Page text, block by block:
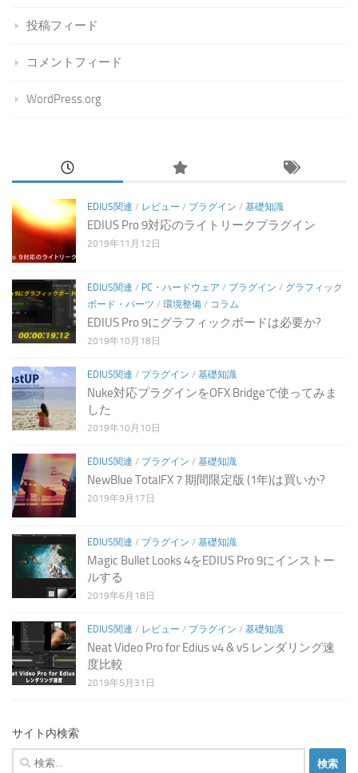
投稿フィード
コメントフィード
WordPress.org
EDIUS関連 / レビュー / プラグイン / 基礎知識
EDIUS Pro 9対応のライトリークプラグイン
2019年11月12日
EDIUS関連 / PC・ハードウェア / プラグイン / グラフィック
ボード・パーツ / 環境整備 / コラム
EDIUS Pro 9にグラフィックボードは必要か?
2019年10月18日
EDIUS関連 / プラグイン / 基礎知識
Nuke対応プラグインをOFX Bridgeで使ってみま
した
2019年10月10日
EDIUS関連 / プラグイン / 基礎知識
NewBlue TotalFX 7 期間限定版 (1年)は買いか?
2019年9月17日
EDIUS関連 / プラグイン / 基礎知識
Magic Bullet Looks 4をEDIUS Pro 9にインストー
ルする
2019年6月18日
EDIUS関連 / レビュー / プラグイン / 基礎知識
Neat Video Pro for Edius v4 & v5 レンダリング速
度比較
2019年5月31日
サイト内検索
検